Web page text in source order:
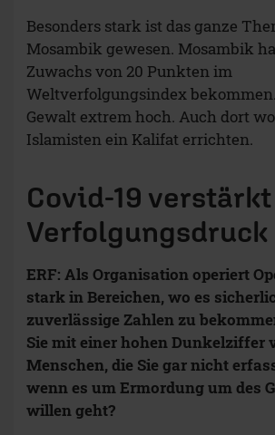
Besonders stark ist das ganze
Mosambik gewesen. Mosambik
Zuwachs von 20 Punkten im
Weltverfolgungsindex
Gewalt extrem hoch. Auch dort
Islamisten ein Kalifat errichten.
Covid-19
Verfolgungsdruck
ERF: Als Organisation operiert
stark in Bereichen, wo es
zuverlässige Zahlen zu
Sie mit einer hohen Dunkelziffer
Menschen, die Sie gar nicht
wenn es um Ermordung um des
willen geht?